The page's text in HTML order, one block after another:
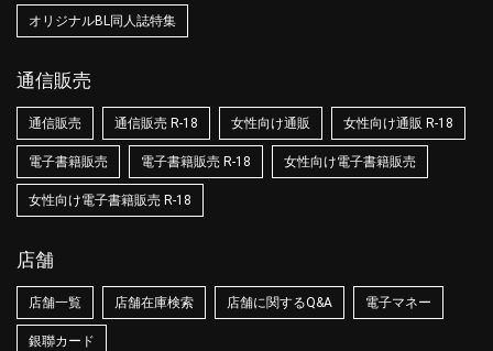
オリジナルBL同人誌特集
通信販売
通信販売 通信販売 R-18 女性向け通販 女性向け通販 R-18
電子書籍販売 電子書籍販売 R-18 女性向け電子書籍販売
女性向け電子書籍販売 R-18
店舗
店舗一覧 店舗在庫検索 店舗に関するQ&A 電子マネー
銀聯カード